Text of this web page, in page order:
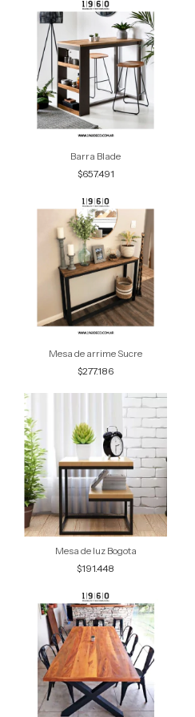
Barra Blade
$657.491
Mesa de arrime Sucre
$277.186
Mesa de luz Bogota
$191.448